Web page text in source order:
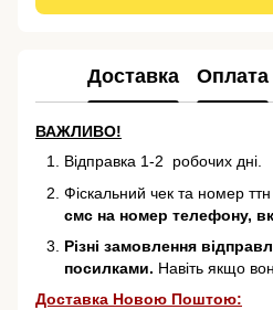
Доставка Оплата
ВАЖЛИВО!
Відправка 1-2 робочих дні.
Фіскальний чек та номер
смс на номер телефону,
Різні замовлення
посилками. Навіть якщо
Доставка Новою Поштою: